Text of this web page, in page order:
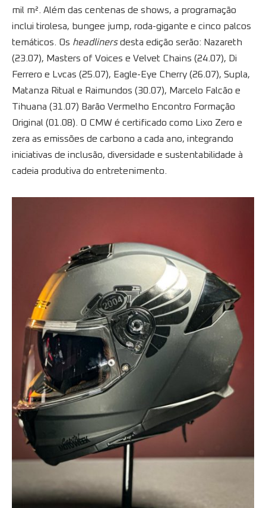
mil m². Além das centenas de shows, a programação
inclui tirolesa, bungee jump, roda-gigante e cinco palcos
temáticos. Os headlinersdesta edição serão: Nazareth
(23.07), Masters of Voices e Velvet Chains (24.07), Di
Ferrero e Lvcas (25.07), Eagle-Eye Cherry (26.07), Supla,
Matanza Ritual e Raimundos (30.07), Marcelo Falcão e
Tihuana (31.07) Barão Vermelho Encontro Formação
Original (01.08). O CMW é certificado como Lixo Zero e
zera as emissões de carbono a cada ano, integrando
iniciativas de inclusão, diversidade e sustentabilidade à
cadeia produtiva do entretenimento.